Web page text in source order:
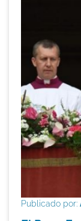
Publicado por: